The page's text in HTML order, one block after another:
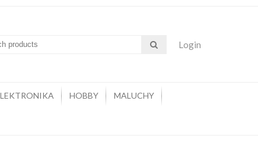
Login
HOBBY MALUCHY